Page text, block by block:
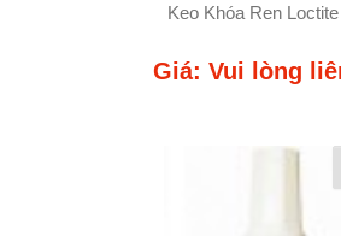
Keo Khóa Ren
Giá: Vui lòng